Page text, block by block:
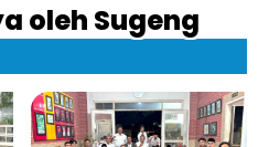
oleh Sugeng